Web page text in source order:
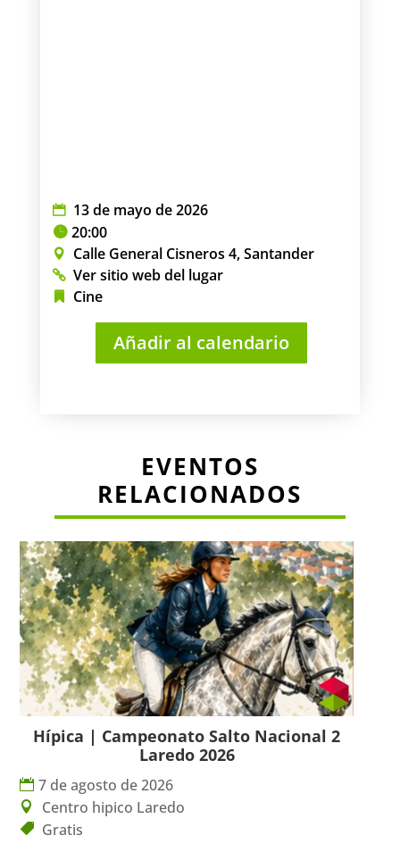
13 de mayo de 2026
20:00
Calle General Cisneros 4, Santander
Ver sitio web del lugar
Cine
Añadir al calendario
EVENTOS
RELACIONADOS
Hípica | Campeonato Salto Nacional 2
Laredo 2026
7 de agosto de 2026
Centro hipico Laredo
Gratis